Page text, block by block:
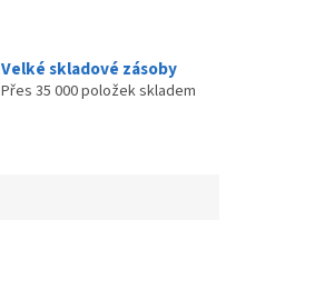
Velké skladové zásoby
Přes 35 000 položek skladem